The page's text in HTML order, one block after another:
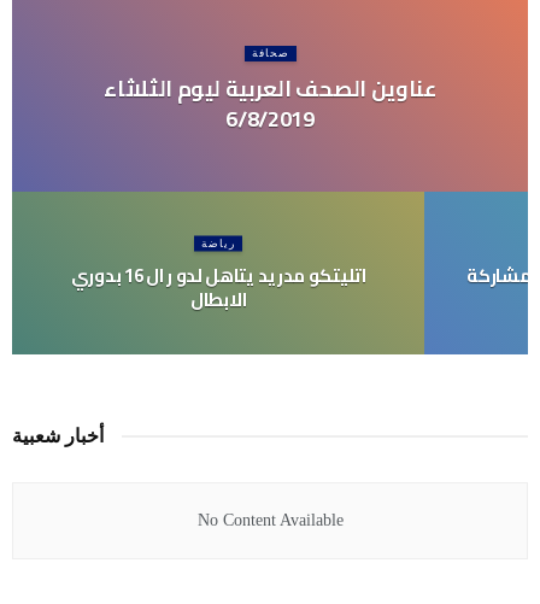
صحافة
عناوين الصحف العربية ليوم الثلاثاء
6/8/2019
رياضة
اتليتكو مدريد يتاهل لدو ر ال 16 بدوري
الابطال
أخبار شعبية
No Content Available